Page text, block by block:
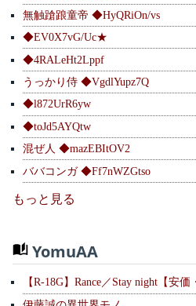
無触蹌踉童帝 ◆HyQRiOn/vs
◆EV0X7vG/Uc★
◆4RALeHt2Lppf
うっかり侍 ◆VgdlYupz7Q
◆l872UrR6yw
◆toJd5AYQtw
混ぜ人 ◆mazEBItOV2
ババコンガ ◆Ff7nWZGtso
もっと見る
YomuAA
【R-18G】Rance／Stay night【安価